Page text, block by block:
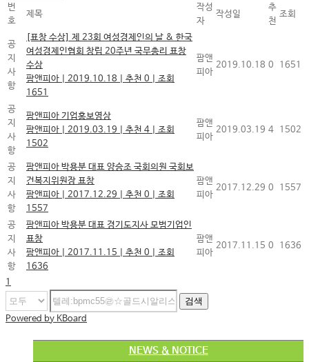
번
호
제목
작성
자
작성일
추
천
조회
공
지
사
항
[표창 수상] 제 23회 여성경제인의 날 & 한국
여성경제인협회 창립 20주년 국무총리 표창
수상
팜앤피아
2019.10.18 추천 0
조회
1651
팜앤
피아
2019.10.18 0 1651
공
지
사
항
팜앤피아 기업홍보영상
팜앤피아
2019.03.19 추천 4
조회
1502
팜앤
피아
2019.03.19 4 1502
공
지
사
항
팜앤피아 박용분 대표 양승조 국회의원 국회보
건복지위원장 표창
팜앤피아
2017.12.29 추천 0
조회
1557
팜앤
피아
2017.12.29 0 1557
공
지
사
항
팜앤피아 박용분 대표 경기도지사 모범기업인
표창
팜앤피아
2017.11.15 추천 0
조회
1636
팜앤
피아
2017.11.15 0 1636
1
검색
Powered by KBoard
NEWS & NOTICE